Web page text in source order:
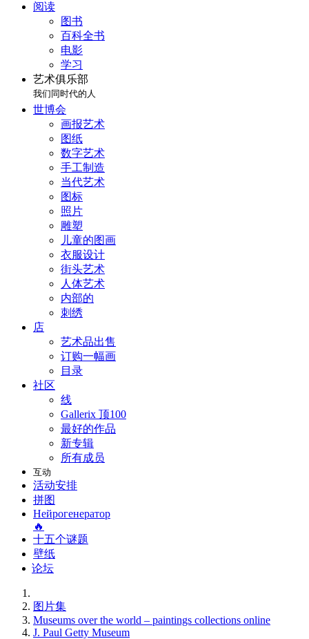
阅读
图书
百科全书
电影
学习
艺术俱乐部
我们同时代的人
世博会
画报艺术
图纸
数字艺术
手工制造
当代艺术
图标
照片
雕塑
儿童的图画
衣服设计
街头艺术
人体艺术
内部的
刺绣
店
艺术品出售
订购一幅画
目录
社区
线
Gallerix 顶100
最好的作品
新专辑
所有成员
互动
活动安排
拼图
Нейрогенератор
🔥
十五个谜题
壁纸
论坛
图片集
Museums over the world – paintings collections online
J. Paul Getty Museum